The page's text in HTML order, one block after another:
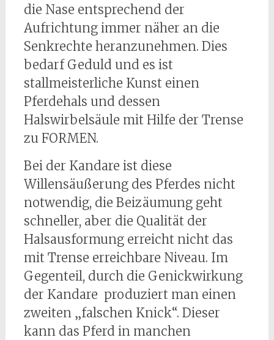
die Nase entsprechend der
Aufrichtung immer näher an die
Senkrechte heranzunehmen. Dies
bedarf Geduld und es ist
stallmeisterliche Kunst einen
Pferdehals und dessen
Halswirbelsäule mit Hilfe der Trense
zu FORMEN.
Bei der Kandare ist diese
Willensäußerung des Pferdes nicht
notwendig, die Beizäumung geht
schneller, aber die Qualität der
Halsausformung erreicht nicht das
mit Trense erreichbare Niveau. Im
Gegenteil, durch die Genickwirkung
der Kandare produziert man einen
zweiten „falschen Knick“. Dieser
kann das Pferd in manchen